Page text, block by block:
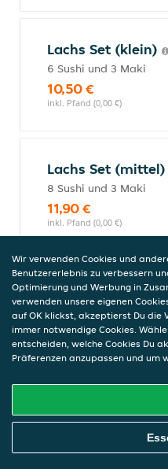
Lachs Set (klein)
6 Sushi und 3 Maki
10,50 €
inkl. Pfand (0,00 €)
Lachs Set (mittel)
8 Sushi und 3 Maki
11,90 €
inkl. Pfand (0,00 €)
Maki
Tempura Maki
Innen mit Tempura
11,90 €
Online
Wir verwenden Cookies und
Benutzererlebnis zu verbessern
Optimierung und Werbung in
verwenden unsere eigenen
auf OK klickst, akzeptierst Du die
immer notwendige Cookies. Wähle
entscheiden, welche Cookies Du
Präferenzen anzupassen und um